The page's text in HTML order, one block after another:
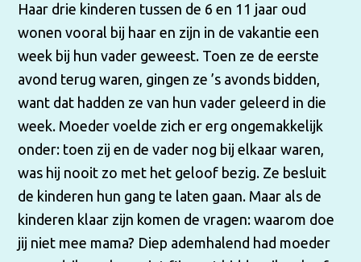
Haar drie kinderen tussen de 6 en 11 jaar oud
wonen vooral bij haar en zijn in de vakantie een
week bij hun vader geweest. Toen ze de eerste
avond terug waren, gingen ze ’s avonds bidden,
want dat hadden ze van hun vader geleerd in die
week. Moeder voelde zich er erg ongemakkelijk
onder: toen zij en de vader nog bij elkaar waren,
was hij nooit zo met het geloof bezig. Ze besluit
de kinderen hun gang te laten gaan. Maar als de
kinderen klaar zijn komen de vragen: waarom doe
jij niet mee mama? Diep ademhalend had moeder